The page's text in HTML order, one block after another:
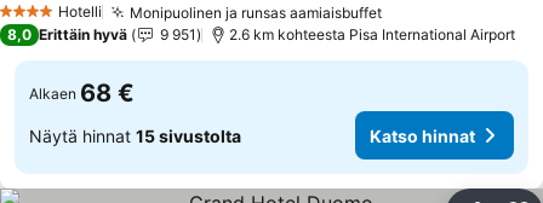
4 Tähtiluokitus
Hotelli Monipuolinen ja runsas aamiaisbuffetKatso hinnat
8,0 Erittäin hyvä 9 951 2.6 km kohteesta Pisa International Airport
Alkaen 68 €
Näytä hinnat 15 sivustolta Katso hinnat